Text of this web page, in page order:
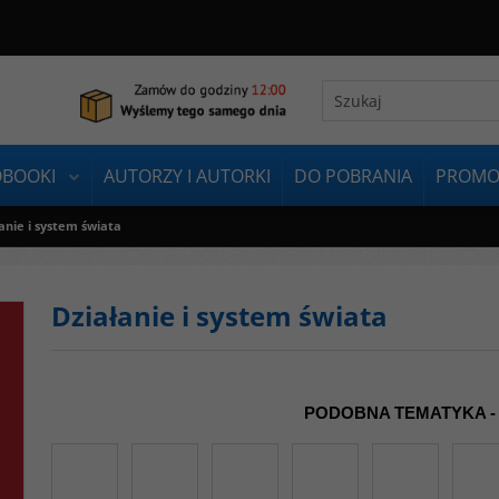
AUTORZY I AUTORKI DO POBRANIA
i system świata
Działanie i system świata
PODOBNA TEMATYKA